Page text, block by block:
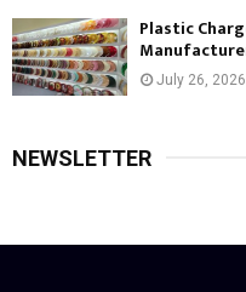
Plastic
July 26, 2026
NEWSLETTER